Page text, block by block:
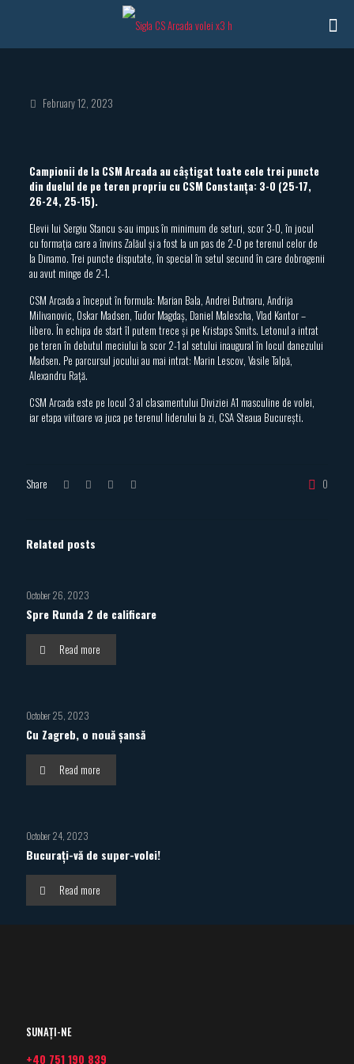
February 12, 2023
Campionii de la CSM Arcada au câștigat toate cele trei puncte
din duelul de pe teren propriu cu CSM Constanța: 3-0 (25-17,
26-24, 25-15).
Elevii lui Sergiu Stancu s-au impus în minimum de seturi, scor 3-0, în jocul
cu formația care a învins Zalăul și a fost la un pas de 2-0 pe terenul celor de
la Dinamo. Trei puncte disputate, în special în setul secund în care dobrogenii
au avut minge de 2-1.
CSM Arcada a început în formula: Marian Bala, Andrei Butnaru, Andrija
Milivanovic, Oskar Madsen, Tudor Magdaș, Daniel Malescha, Vlad Kantor –
libero. În echipa de start îl putem trece și pe Kristaps Smits. Letonul a intrat
pe teren în debutul meciului la scor 2-1 al setului inaugural în locul danezului
Madsen. Pe parcursul jocului au mai intrat: Marin Lescov, Vasile Talpă,
Alexandru Rață.
CSM Arcada este pe locul 3 al clasamentului Diviziei A1 masculine de volei,
iar etapa viitoare va juca pe terenul liderului la zi, CSA Steaua București.
Share 0
Related posts
October 26, 2023
Spre Runda 2 de calificare
Read more
October 25, 2023
Cu Zagreb, o nouă șansă
Read more
October 24, 2023
Bucurați-vă de super-volei!
Read more
SUNAȚI-NE
+40 751 190 839